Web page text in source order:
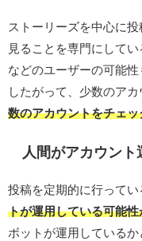
ストーリーズを中心に投
見ることを専門にしてい
などのユーザーの可能性
したがって、少数のア
数のアカウントをチェ
人間がアカウン
投稿を定期的に行ってい
トが運用している可能性
ボットが運用しているか